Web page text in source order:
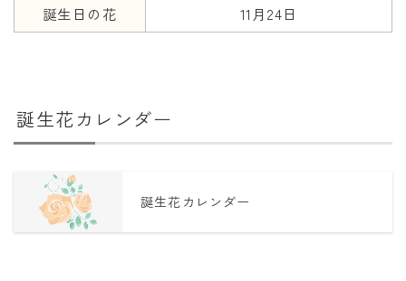
誕生日の花 11月24日
誕生花カレンダー
誕生花カレンダー